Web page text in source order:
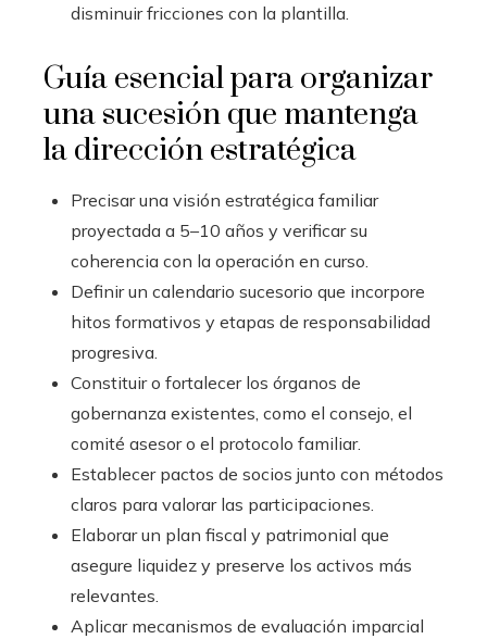
disminuir fricciones con la plantilla.
Guía esencial para organizar
una sucesión que mantenga
la dirección estratégica
Precisar una visión estratégica familiar
proyectada a 5–10 años y verificar su
coherencia con la operación en curso.
Definir un calendario sucesorio que incorpore
hitos formativos y etapas de responsabilidad
progresiva.
Constituir o fortalecer los órganos de
gobernanza existentes, como el consejo, el
comité asesor o el protocolo familiar.
Establecer pactos de socios junto con métodos
claros para valorar las participaciones.
Elaborar un plan fiscal y patrimonial que
asegure liquidez y preserve los activos más
relevantes.
Aplicar mecanismos de evaluación imparcial